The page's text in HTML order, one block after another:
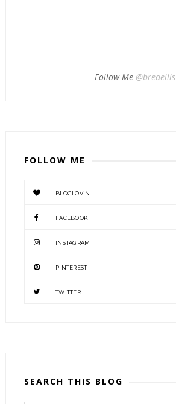
Follow Me @breaellis
FOLLOW ME
BLOGLOVIN
FACEBOOK
INSTAGRAM
PINTEREST
TWITTER
SEARCH THIS BLOG